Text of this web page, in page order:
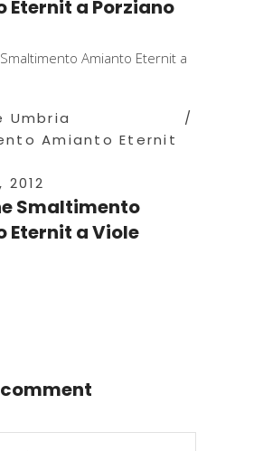
Eternit a Porziano
Umbria
Amianto Eternit
Smaltimento
Eternit a Viole